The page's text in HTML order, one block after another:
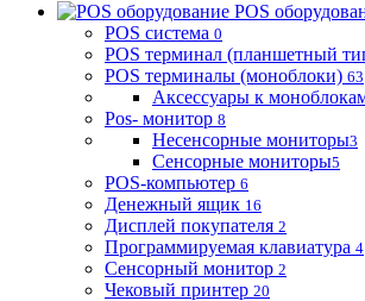
POS
POS система 0
POS терминал (планшетный
POS терминалы (моноблоки) 63
Аксессуары к
Pos- монитор 8
Несенсорные мониторы3
Сенсорные мониторы5
POS-компьютер 6
Денежный ящик 16
Дисплей покупателя 2
Программируемая клавиатура 4
Сенсорный монитор 2
Чековый принтер 20